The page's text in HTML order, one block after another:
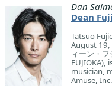
Dan
Dean
Tatsuo
August 19,
ィーン・
FUJIOKA),
musician,
Amuse, Inc.